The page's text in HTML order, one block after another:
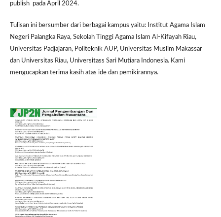
publish pada April 2024.
Tulisan ini bersumber dari berbagai kampus yaitu: Institut Agama Islam
Negeri Palangka Raya, Sekolah Tinggi Agama Islam Al-Kifayah Riau,
Universitas Padjajaran, Politeknik AUP, Universitas Muslim Makassar
dan Universitas Riau, Universitass Sari Mutiara Indonesia. Kami
mengucapkan terima kasih atas ide dan pemikirannya.